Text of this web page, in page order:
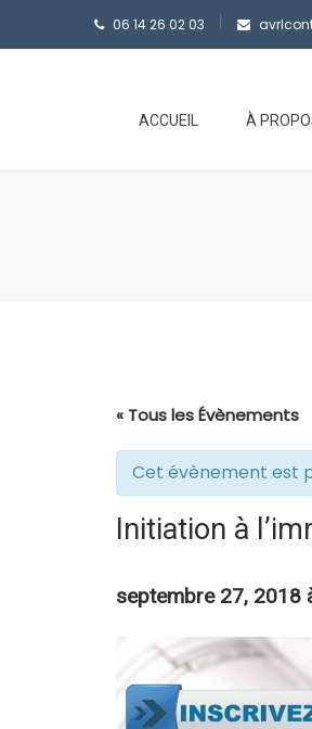
06 14 26 02 03
ACCUEIL À
« Tous les Évènements
Cet évènement est
Initiation à
septembre 27, 2018